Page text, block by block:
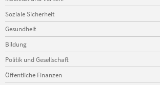
Soziale Sicherheit
Gesundheit
Bildung
Politik und Gesellschaft
Öffentliche Finanzen